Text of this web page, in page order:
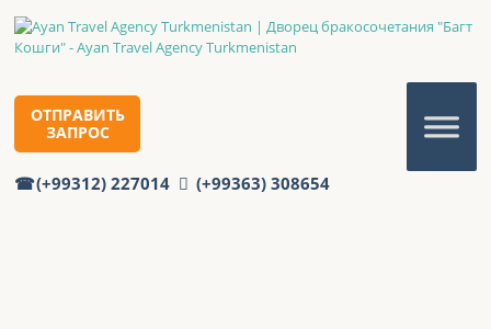
(+99312) 227014 (+99363) 308654
ОТПРАВИТЬ
ЗАПРОС